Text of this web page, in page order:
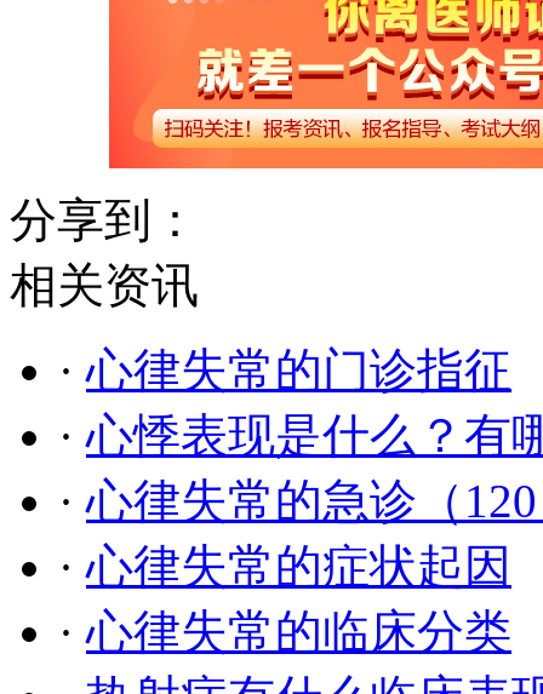
分享到：
相关资讯
·心律失常的门诊指征
·心悸表现是什么？有
·心律失常的急诊（
·心律失常的症状起因
·心律失常的临床分类